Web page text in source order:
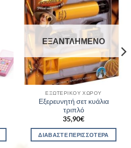
ΕΞΑΝΤΛΗΜΈΝΟ
ΕΞΩΤΕΡΙΚΟΎ ΧΏΡΟΥ
Εξερευνητή σετ κυάλια
τριπλό
35,90€
ΔΙΑΒΆΣΤΕ ΠΕΡΙΣΣΌΤΕΡΑ